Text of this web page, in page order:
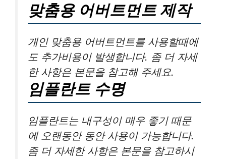
맞춤용 어버트먼트 제작
개인 맞춤용 어버트먼트를 사용할때에
도 추가비용이 발생합니다. 좀 더 자세
한 사항은 본문을 참고해 주세요.
임플란트 수명
임플란트는 내구성이 매우 좋기 때문
에 오랜동안 동안 사용이 가능합니다.
좀 더 자세한 사항은 본문을 참고하시